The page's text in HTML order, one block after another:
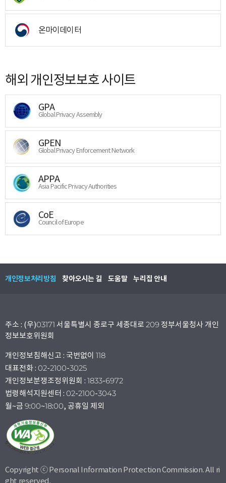
온마이데이터
해외 개인정보보호 사이트
GPA
Global Privacy Assembly
GPEN
Global Privacy Enforcement Network
APPA
Asia Pacific Privacy Authorities
CoE
Council of Europe
개인정보처리방침 찾아오시는 길 도움말 누리집 안내
주소 : (우)03171 서울특별시 종로구 세종대로 209 정부서울청사 개인
정보보호위원회
개인정보침해신고 : 국번없이 118
대표전화 : 02-2100-3025
개인정보분쟁조정위원회 : 1833-6972
법령해석지원센터 : 02-2100-3043
월~금 9:00~18:00, 공휴일 제외
Copyright ⓒ Personal Information Protection Commission. All ri
ght reserved.